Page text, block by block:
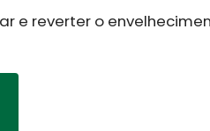
e reverter o